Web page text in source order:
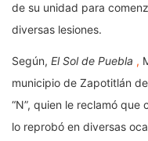
de su unidad para
diversas lesiones.
Según, El Sol de Puebla ,
municipio de Zapotitlán
“N”, quien le reclamó
lo reprobó en diversas